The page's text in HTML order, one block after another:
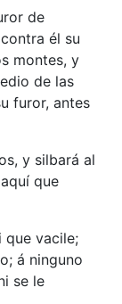
de
él su
montes, y
de las
furor, antes
y silbará al
que
que vacile;
á ninguno
se le